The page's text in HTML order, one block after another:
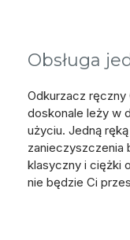
Obsługa
Odkurzacz ręczny
doskonale leży w
użyciu. Jedną
zanieczyszczenia
klasyczny i ciężki
nie będzie Ci